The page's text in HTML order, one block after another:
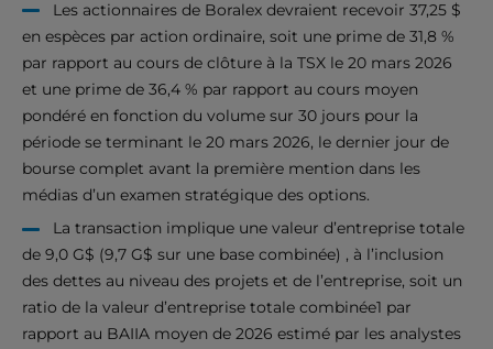
Les actionnaires de Boralex devraient recevoir 37,25 $
en espèces par action ordinaire, soit une prime de 31,8 %
par rapport au cours de clôture à la TSX le 20 mars 2026
et une prime de 36,4 % par rapport au cours moyen
pondéré en fonction du volume sur 30 jours pour la
période se terminant le 20 mars 2026, le dernier jour de
bourse complet avant la première mention dans les
médias d’un examen stratégique des options.
La transaction implique une valeur d’entreprise totale
de 9,0 G$ (9,7 G$ sur une base combinée) , à l’inclusion
des dettes au niveau des projets et de l’entreprise, soit un
ratio de la valeur d’entreprise totale combinée1 par
rapport au BAIIA moyen de 2026 estimé par les analystes